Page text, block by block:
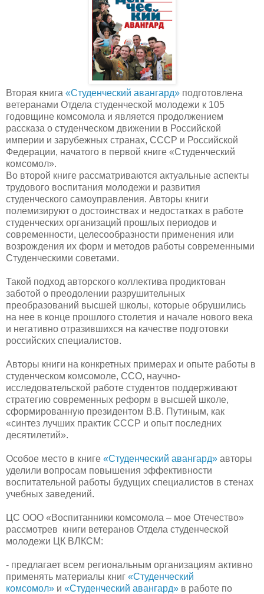
Вторая книга «Студенческий авангард» подготовлена
ветеранами Отдела студенческой молодежи к 105
годовщине комсомола и является продолжением
рассказа о студенческом движении в Российской
империи и зарубежных странах, СССР и Российской
Федерации, начатого в первой книге «Студенческий
комсомол».
Во второй книге рассматриваются актуальные аспекты
трудового воспитания молодежи и развития
студенческого самоуправления. Авторы книги
полемизируют о достоинствах и недостатках в работе
студенческих организаций прошлых периодов и
современности, целесообразности применения или
возрождения их форм и методов работы современными
Студенческими советами.
Такой подход авторского коллектива продиктован
заботой о преодолении разрушительных
преобразований высшей школы, которые обрушились
на нее в конце прошлого столетия и начале нового века
и негативно отразившихся на качестве подготовки
российских специалистов.
Авторы книги на конкретных примерах и опыте работы в
студенческом комсомоле, ССО, научно-
исследовательской работе студентов поддерживают
стратегию современных реформ в высшей школе,
сформированную президентом В.В. Путиным, как
«синтез лучших практик СССР и опыт последних
десятилетий».
Особое место в книге «Студенческий авангард» авторы
уделили вопросам повышения эффективности
воспитательной работы будущих специалистов в стенах
учебных заведений.
ЦС ООО «Воспитанники комсомола – мое Отечество»
рассмотрев книги ветеранов Отдела студенческой
молодежи ЦК ВЛКСМ:
- предлагает всем региональным организациям активно
применять материалы книг «Студенческий
комсомол» и «Студенческий авангард» в работе по